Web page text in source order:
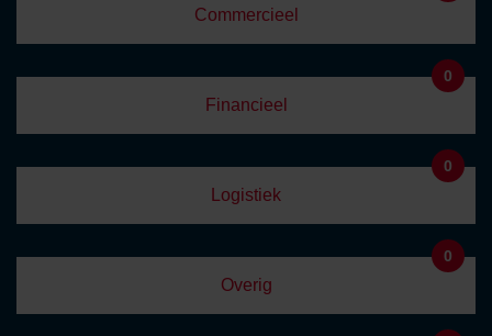
Commercieel
Financieel
0
Logistiek
0
Overig
0